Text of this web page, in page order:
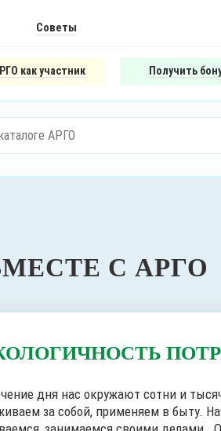
Советы
как участник Получить
С АРГО
дня нас окружают сотни и
за собой, применяем в быту.